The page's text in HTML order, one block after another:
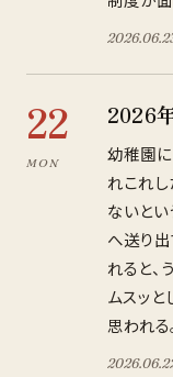
2026.06.
22
MON
2026
幼稚園
れこれ
ないと
へ送り
れると、
ムスッと
思われ
2026.06.